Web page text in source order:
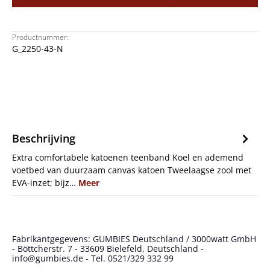
Productnummer:
G_2250-43-N
Beschrijving
Extra comfortabele katoenen teenband Koel en ademend
voetbed van duurzaam canvas katoen Tweelaagse zool met
EVA-inzet; bijz… Meer
Fabrikantgegevens: GUMBIES Deutschland / 3000watt GmbH
- Böttcherstr. 7 - 33609 Bielefeld, Deutschland -
info@gumbies.de - Tel. 0521/329 332 99